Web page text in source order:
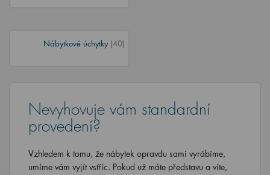
Nábytkové úchytky (40)
Nevyhovuje vám standardní
provedení?
Vzhledem k tomu, že nábytek opravdu sami vyrábíme,
umíme vám vyjít vstříc. Pokud už máte představu a víte,